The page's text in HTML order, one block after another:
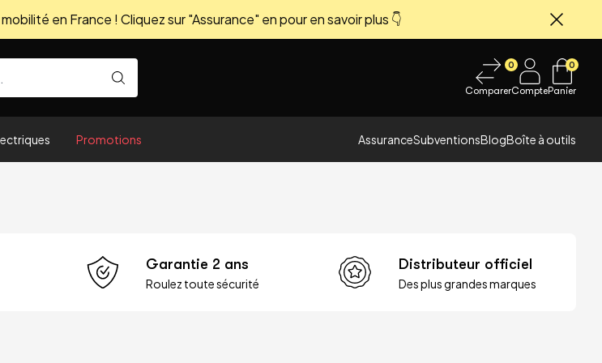
en France ! Cliquez sur "Assurance" en pour en savoir plus 👇
0
ComparerCompte
0
Panier
Promotions AssuranceSubventionsBlogBoîte à outils
Garantie 2 ans
Roulez toute sécurité
Distributeur officiel
Des plus grandes marques